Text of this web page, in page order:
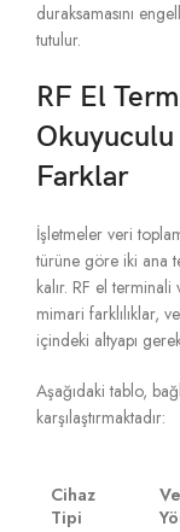
duraksamasını
tutulur.
RF El
Farklar
İşletmeler veri
türüne göre iki ana
kalır. RF el terminali
mimari farklılıklar,
içindeki altyapı
Aşağıdaki tablo,
karşılaştırmaktadır:
Cihaz
Tipi